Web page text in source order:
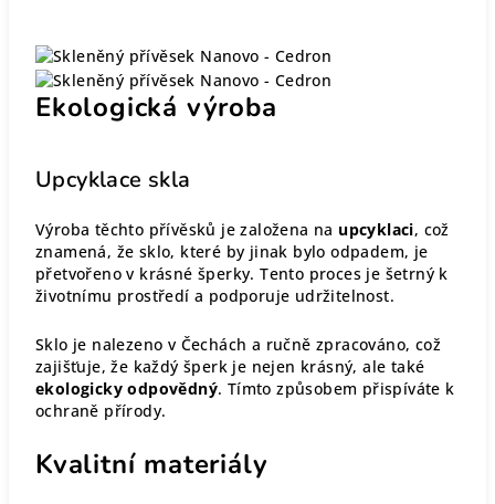
Ekologická výroba
Upcyklace skla
Výroba těchto přívěsků je založena na upcyklaci, což
znamená, že sklo, které by jinak bylo odpadem, je
přetvořeno v krásné šperky. Tento proces je šetrný k
životnímu prostředí a podporuje udržitelnost.
Sklo je nalezeno v Čechách a ručně zpracováno, což
zajišťuje, že každý šperk je nejen krásný, ale také
ekologicky odpovědný. Tímto způsobem přispíváte k
ochraně přírody.
Kvalitní materiály